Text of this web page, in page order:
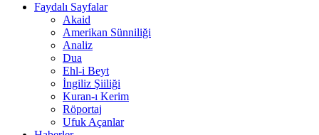
Faydalı Sayfalar
Akaid
Amerikan Sünniliği
Analiz
Dua
Ehl-i Beyt
İngiliz Şiiliği
Kuran-ı Kerim
Röportaj
Ufuk Açanlar